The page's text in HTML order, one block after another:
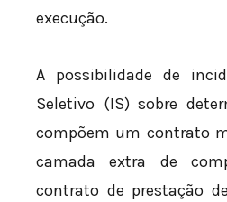
execução.
A possibilidade de
Seletivo (IS) sobre
compõem um contrato
camada extra de
contrato de prestação